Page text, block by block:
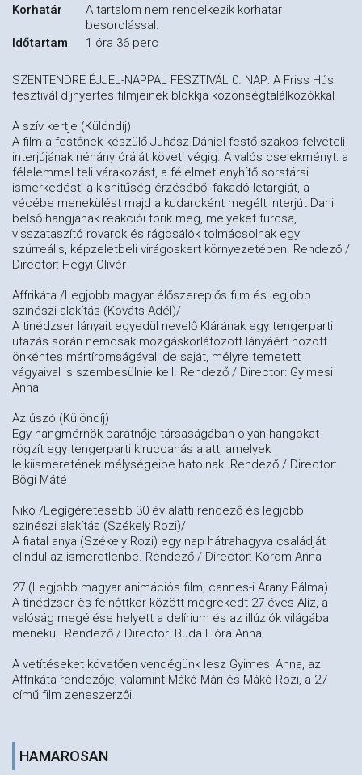
Korhatár
A tartalom nem rendelkezik korhatár
besorolással.
Időtartam
1 óra 36 perc
SZENTENDRE ÉJJEL-NAPPAL FESZTIVÁL 0. NAP: A Friss Hús
fesztivál díjnyertes filmjeinek blokkja közönségtalálkozókkal
A szív kertje (Különdíj)
A film a festőnek készülő Juhász Dániel festő szakos felvételi
interjújának néhány óráját követi végig. A valós cselekményt: a
félelemmel teli várakozást, a félelmet enyhítő sorstársi
ismerkedést, a kishitűség érzéséből fakadó letargiát, a
vécébe menekülést majd a kudarcként megélt interjút Dani
belső hangjának reakciói törik meg, melyeket furcsa,
visszataszító rovarok és rágcsálók tolmácsolnak egy
szürreális, képzeletbeli virágoskert környezetében. Rendező /
Director: Hegyi Olivér
Affrikáta /Legjobb magyar élőszereplős film és legjobb
színészi alakítás (Kováts Adél)/
A tinédzser lányait egyedül nevelő Klárának egy tengerparti
utazás során nemcsak mozgáskorlátozott lányáért hozott
önkéntes mártíromságával, de saját, mélyre temetett
vágyaival is szembesülnie kell. Rendező / Director: Gyimesi
Anna
Az úszó (Különdíj)
Egy hangmérnök barátnője társaságában olyan hangokat
rögzít egy tengerparti kiruccanás alatt, amelyek
lelkiismeretének mélységeibe hatolnak. Rendező / Director:
Bögi Máté
Nikó /Legígéretesebb 30 év alatti rendező és legjobb
színészi alakítás (Székely Rozi)/
A fiatal anya (Székely Rozi) egy nap hátrahagyva családját
elindul az ismeretlenbe. Rendező / Director: Korom Anna
27 (Legjobb magyar animációs film, cannes-i Arany Pálma)
A tinédzser ès felnőttkor között megrekedt 27 éves Aliz, a
valóság megélése helyett a delírium és az illúziók világába
menekül. Rendező / Director: Buda Flóra Anna
A vetítéseket követően vendégünk lesz Gyimesi Anna, az
Affrikáta rendezője, valamint Mákó Mári és Mákó Rozi, a 27
című film zeneszerzői.
HAMAROSAN